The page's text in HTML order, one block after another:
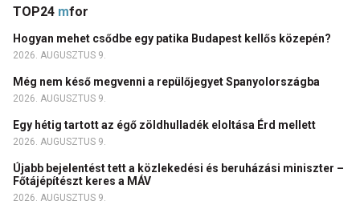
TOP24 mfor
Hogyan mehet csődbe egy patika Budapest kellős közepén?
2026. AUGUSZTUS 9.
Még nem késő megvenni a repülőjegyet Spanyolországba
2026. AUGUSZTUS 9.
Egy hétig tartott az égő zöldhulladék eloltása Érd mellett
2026. AUGUSZTUS 9.
Újabb bejelentést tett a közlekedési és beruházási miniszter –
Főtájépítészt keres a MÁV
2026. AUGUSZTUS 9.